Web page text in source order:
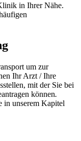
in Ihrer Nähe.
um zur
Ihr Arzt / Ihre
mit der Sie bei
können.
in unserem Kapitel